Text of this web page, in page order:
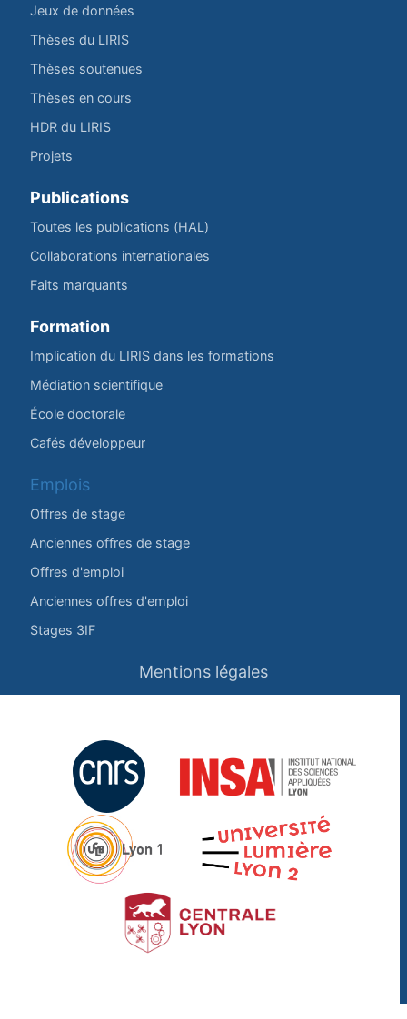
Jeux de données
Thèses du LIRIS
Thèses soutenues
Thèses en cours
HDR du LIRIS
Projets
Publications
Toutes les publications (HAL)
Collaborations internationales
Faits marquants
Formation
Implication du LIRIS dans les formations
Médiation scientifique
École doctorale
Cafés développeur
Emplois
Offres de stage
Anciennes offres de stage
Offres d'emploi
Anciennes offres d'emploi
Stages 3IF
Mentions légales